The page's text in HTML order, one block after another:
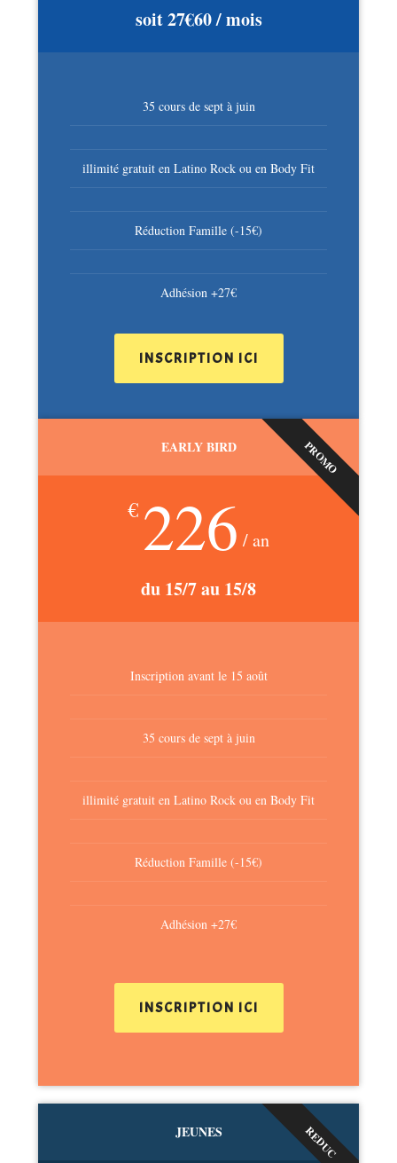
soit 27€60 / mois
35 cours de sept à juin
illimité gratuit en Latino Rock ou en Body Fit
Réduction Famille (-15€)
Adhésion +27€
INSCRIPTION ICI
EARLY BIRD PROMO
€ 226 / an
du 15/7 au 15/8
Inscription avant le 15 août
35 cours de sept à juin
illimité gratuit en Latino Rock ou en Body Fit
Réduction Famille (-15€)
Adhésion +27€
INSCRIPTION ICI
JEUNES REDUC